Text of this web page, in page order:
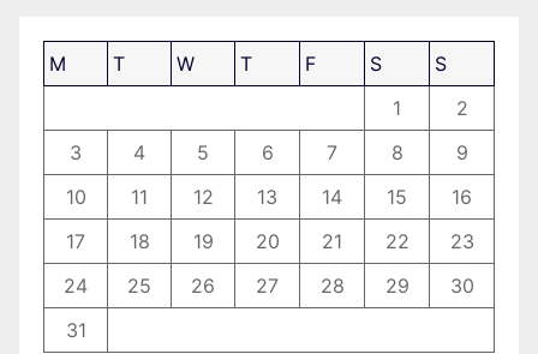
M T W T F S
S
1
2
3
4 5 6 7 8
9
10
11 12 13 14 15
16
17
18 19 20 21 22
23
24
25 26 27 28 29
30
31